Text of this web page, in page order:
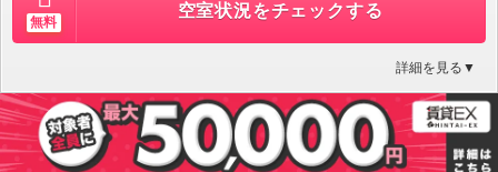
無料
空室状況をチェックする
詳細を見る▼